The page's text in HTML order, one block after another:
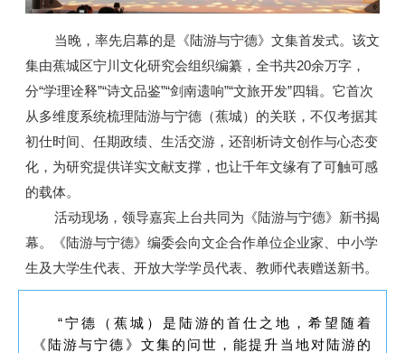
当晚，率先启幕的是《陆游与宁德》文集首发式。该文
集由蕉城区宁川文化研究会组织编纂，全书共20余万字，
分“学理诠释”“诗文品鉴”“剑南遗响”“文旅开发”四辑。它首次
从多维度系统梳理陆游与宁德（蕉城）的关联，不仅考据其
初仕时间、任期政绩、生活交游，还剖析诗文创作与心态变
化，为研究提供详实文献支撑，也让千年文缘有了可触可感
的载体。
活动现场，领导嘉宾上台共同为《陆游与宁德》新书揭
幕。《陆游与宁德》编委会向文企合作单位企业家、中小学
生及大学生代表、开放大学学员代表、教师代表赠送新书。
“宁德（蕉城）是陆游的首仕之地，希望随着
《陆游与宁德》文集的问世，能提升当地对陆游的